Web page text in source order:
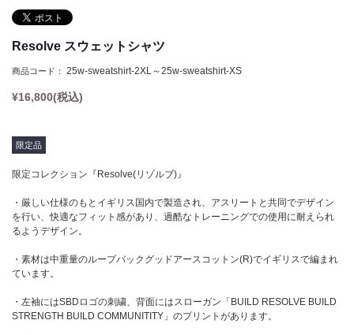
ソックス
ヘッドウェア
バナー
Resolve スウェットシャツ
商品コード： 25w-sweatshirt-2XL～25w-sweatshirt-XS
¥16,800(税込)
限定品
限定コレクション『Resolve(リゾルブ)』
・厳しい仕様のもとイギリス国内で製造され、アスリートと共同でデザイン
を行い、快適なフィット感があり、過酷なトレーニングでの使用に耐えられ
るようデザイン。
・素材は中重量のループバックグッドアースコットン(R)でイギリスで編まれ
ています。
・左袖にはSBDロゴの刺繍、背面にはスローガン「BUILD RESOLVE BUILD
STRENGTH BUILD COMMUNITITY」のプリントがあります。